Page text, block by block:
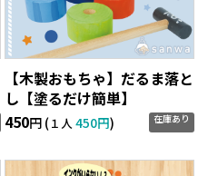
【木製おもちゃ】だるま落と
し【塗るだけ簡単】
450円 (１人 450円) 在庫あり